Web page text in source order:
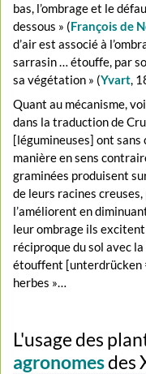
bas, l’ombrage et le
dessous » (François de
d’air est associé à
sarrasin … étouffe, par
sa végétation » (Yvart,
Quant au mécanisme,
dans la traduction de
[légumineuses] ont
manière en sens
graminées produisent
de leurs racines
l’améliorent en
leur ombrage ils
réciproque du sol avec
étouffent [unterdrücken
herbes »…
L'usage des
agronomesdes